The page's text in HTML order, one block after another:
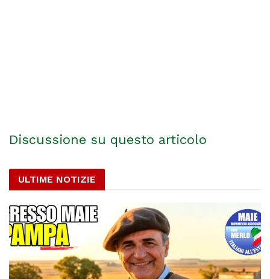
Discussione su questo articolo
ULTIME NOTIZIE